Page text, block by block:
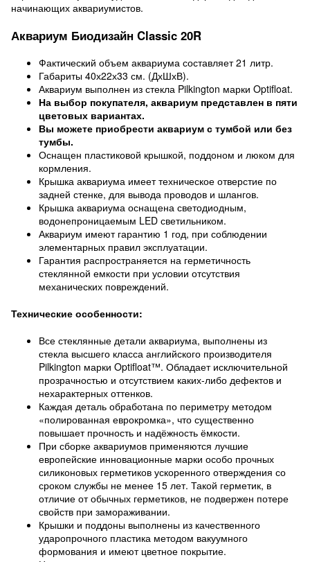
начинающих аквариумистов.
Аквариум Биодизайн Classic 20R
Фактический объем аквариума составляет 21 литр.
Габариты 40х22х33 см. (ДхШхВ).
Аквариум выполнен из стекла Pilkington марки Optifloat.
На выбор покупателя, аквариум представлен в пяти
цветовых вариантах.
Вы можете приобрести аквариум с тумбой или без
тумбы.
Оснащен пластиковой крышкой, поддоном и люком для
кормления.
Крышка аквариума имеет техническое отверстие по
задней стенке, для вывода проводов и шлангов.
Крышка аквариума оснащена светодиодным,
водонепроницаемым LED светильником.
Аквариум имеют гарантию 1 год, при соблюдении
элементарных правил эксплуатации.
Гарантия распространяется на герметичность
стеклянной емкости при условии отсутствия
механических повреждений.
Технические особенности:
Все стеклянные детали аквариума, выполнены из
стекла высшего класса английского производителя
Pilkington марки Optifloat™. Обладает исключительной
прозрачностью и отсутствием каких-либо дефектов и
нехарактерных оттенков.
Каждая деталь обработана по периметру методом
«полированная еврокромка», что существенно
повышает прочность и надёжность ёмкости.
При сборке аквариумов применяются лучшие
европейские инновационные марки особо прочных
силиконовых герметиков ускоренного отверждения со
сроком службы не менее 15 лет. Такой герметик, в
отличие от обычных герметиков, не подвержен потере
свойств при замораживании.
Крышки и поддоны выполнены из качественного
ударопрочного пластика методом вакуумного
формования и имеют цветное покрытие.